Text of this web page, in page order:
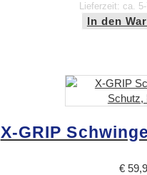
Lieferzeit: ca.
In den
X-GRIP
€